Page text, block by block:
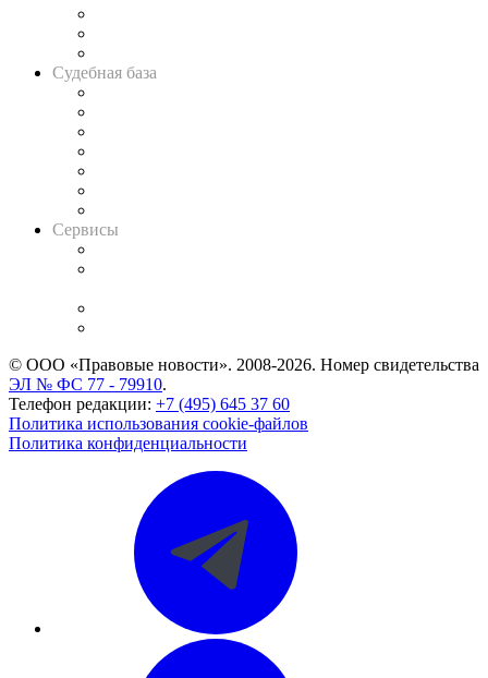
Судебная база
Сервисы
© ООО «Правовые новости». 2008-2026. Номер свидетельства
ЭЛ № ФС 77 - 79910.
Телефон редакции: +7 (495) 645 37 60
Политика использования cookie-файлов
Политика конфиденциальности